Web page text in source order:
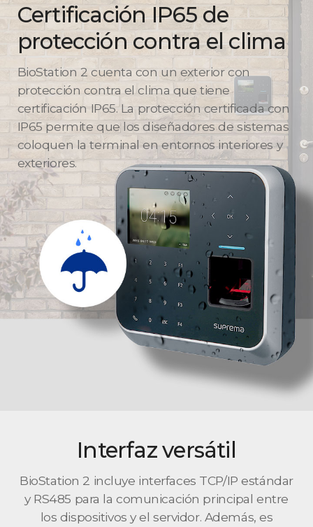
Certificación IP65 de
protección contra el clima
BioStation 2 cuenta con un exterior con
protección contra el clima que tiene
certificación IP65. La protección certificada con
IP65 permite que los diseñadores de sistemas
coloquen la terminal en entornos interiores y
exteriores.
Interfaz versátil
BioStation 2 incluye interfaces TCP/IP estándar
y RS485 para la comunicación principal entre
los dispositivos y el servidor. Además, es